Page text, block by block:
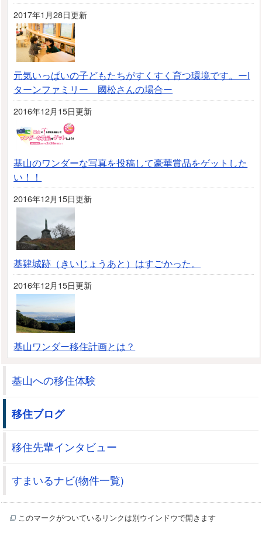
2017年1月28日更新
元気いっぱいの子どもたちがすくすく育つ環境です。ーI
ターンファミリー 國松さんの場合ー
2016年12月15日更新
基山のワンダーな写真を投稿して豪華賞品をゲットした
い！！
2016年12月15日更新
基肄城跡（きいじょうあと）はすごかった。
2016年12月15日更新
基山ワンダー移住計画とは？
基山への移住体験
移住ブログ
移住先輩インタビュー
すまいるナビ(物件一覧)
このマークがついているリンクは別ウインドウで開きます